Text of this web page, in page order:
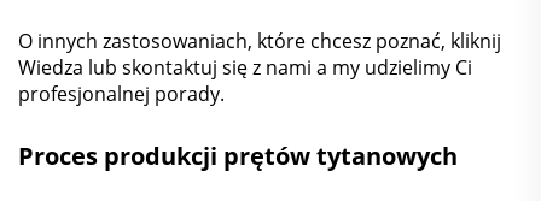
O innych zastosowaniach, które chcesz poznać, kliknij
Wiedza lub skontaktuj się z nami a my udzielimy Ci
profesjonalnej porady.
Proces produkcji prętów tytanowych